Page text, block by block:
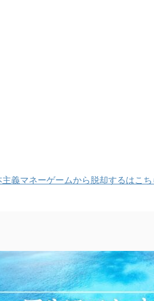
義マネーゲームから脱却するはこち